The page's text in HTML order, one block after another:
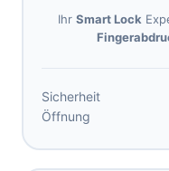
Ihr Smart Lock
Sicherheit
Öffnung